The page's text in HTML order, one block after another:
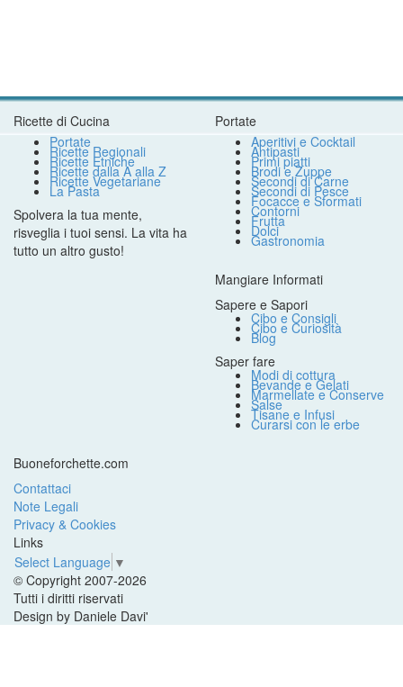
Ricette di Cucina
Portate
Ricette Regionali
Ricette Etniche
Ricette dalla A alla Z
Ricette Vegetariane
La Pasta
Spolvera la tua mente,
risveglia i tuoi sensi. La vita ha
tutto un altro gusto!
Portate
Aperitivi e Cocktail
Antipasti
Primi piatti
Brodi e Zuppe
Secondi di Carne
Secondi di Pesce
Focacce e Sformati
Contorni
Frutta
Dolci
Gastronomia
Mangiare Informati
Sapere e Sapori
Cibo e Consigli
Cibo e Curiosità
Blog
Saper fare
Modi di cottura
Bevande e Gelati
Marmellate e Conserve
Salse
Tisane e Infusi
Curarsi con le erbe
Buoneforchette.com
Contattaci
Note Legali
Privacy & Cookies
Links
Select Language ▼
© Copyright 2007-2026
Tutti i diritti riservati
Design by Daniele Davi'